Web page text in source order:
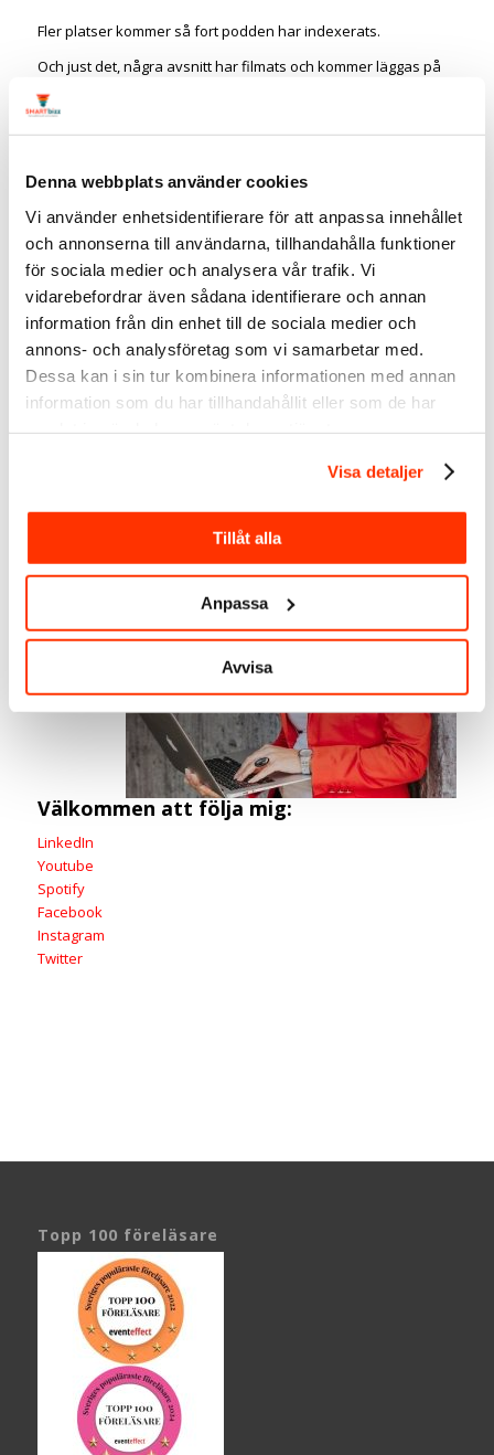
Denna webbplats använder cookies
Vi använder enhetsidentifierare för att anpassa innehållet
och annonserna till användarna, tillhandahålla funktioner
för sociala medier och analysera vår trafik. Vi
vidarebefordrar även sådana identifierare och annan
information från din enhet till de sociala medier och
annons- och analysföretag som vi samarbetar med.
Dessa kan i sin tur kombinera informationen med annan
information som du har tillhandahållit eller som de har
Visa detaljer
Tillåt alla
Anpassa
Avvisa
Fler platser kommer så fort podden har indexerats.
Och just det, några avsnitt har filmats och kommer läggas på
min Youtube-kanal. Så gillar du video så passa på att klicka dig
in på
spelat in.
Vad vill du lyssna på i
LinkedInpodden?
Kom med tips och förslag, vad vill du lyssna på och som du vill
att vi ska prata om?
Det kan vara ett specifikt ämne, hur en viss funktion fungerar
eller tips på en gäst.
Jag hoppas att du tycker detta är lika spännande som jag och
att du följer med mig på ännu en resa i LinkedIns värld.
expert
manager
AB
Välkommen att följa mig:
LinkedIn
Youtube
Spotify
Facebook
Instagram
Twitter
Topp 100 föreläsare